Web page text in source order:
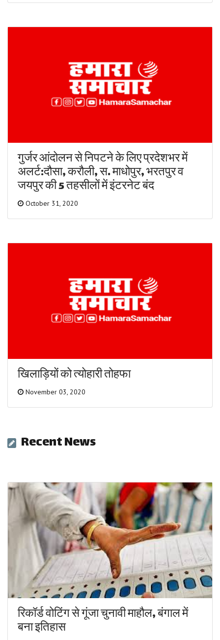
गुर्जर आंदोलन से निपटने के लिए प्रदेशभर में
अलर्ट:दौसा, करौली, स. माधोपुर, भरतपुर व
जयपुर की 5 तहसीलों में इंटरनेट बंद
October 31, 2020
खिलाड़ियों को त्योहारी तोहफा
November 03, 2020
Recent News
रिकॉर्ड वोटिंग से गूंजा चुनावी माहौल, बंगाल में
बना इतिहास